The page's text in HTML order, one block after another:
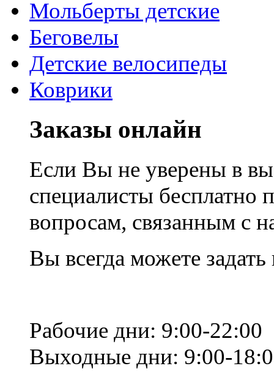
Мольберты детские
Беговелы
Детские велосипеды
Коврики
Заказы онлайн
Если Вы не уверены в
специалисты
вопросам, связанным с
Вы всегда можете
Рабочие дни: 9:00-22:00
Выходные дни: 9:00-